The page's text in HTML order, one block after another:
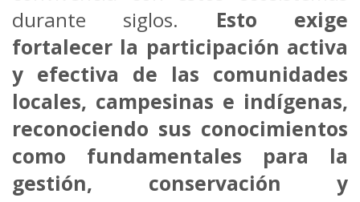
durante siglos. Esto exige
fortalecer la participación activa
y efectiva de las comunidades
locales, campesinas e indígenas,
reconociendo sus conocimientos
como fundamentales para la
gestión, conservación y